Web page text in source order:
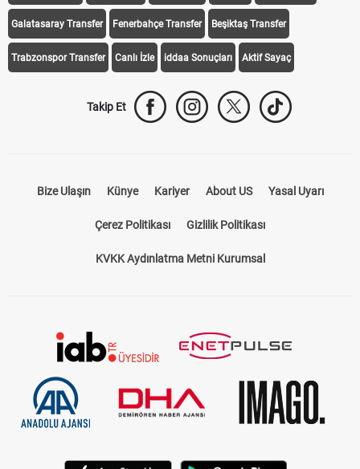
iddaa Programı Galatasaray Fenerbahçe Beşiktaş Trabzonspor
Galatasaray Transfer Fenerbahçe Transfer Beşiktaş Transfer
Trabzonspor Transfer Canlı İzle iddaa Sonuçları Aktif Sayaç